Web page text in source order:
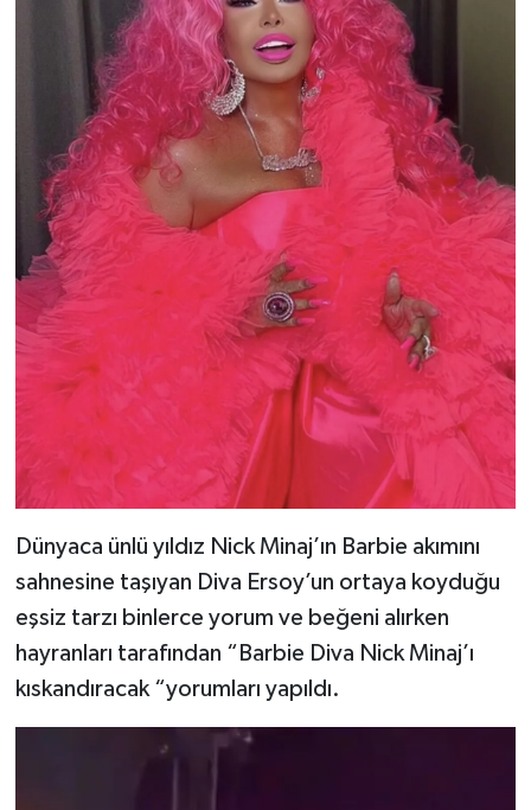
Dünyaca ünlü yıldız Nick Minaj’ın Barbie akımını
sahnesine taşıyan Diva Ersoy’un ortaya koyduğu
eşsiz tarzı binlerce yorum ve beğeni alırken
hayranları tarafından “Barbie Diva Nick Minaj’ı
kıskandıracak “yorumları yapıldı.